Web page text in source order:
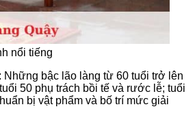
nổi tiếng
Những bậc lão làng từ 60 tuổi trở lên
50 phụ trách bồi tế và rước lễ; tuổi
bị vật phẩm và bố trí mức giải